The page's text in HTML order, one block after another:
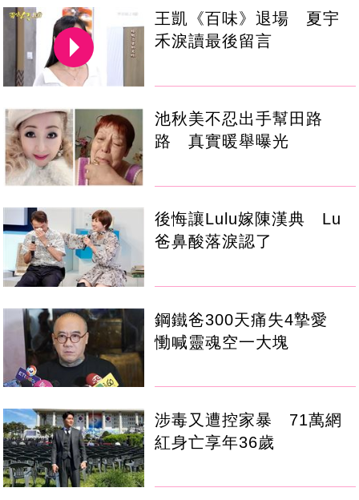
王凱《百味》退場 夏宇
禾淚讀最後留言
池秋美不忍出手幫田路
路 真實暖舉曝光
後悔讓Lulu嫁陳漢典 Lu
爸鼻酸落淚認了
鋼鐵爸300天痛失4摯愛
慟喊靈魂空一大塊
涉毒又遭控家暴 71萬網
紅身亡享年36歲